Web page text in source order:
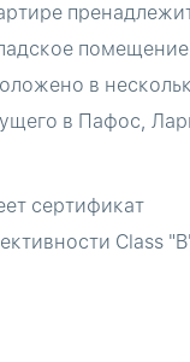
в
в Пафос,
сертификат
Class